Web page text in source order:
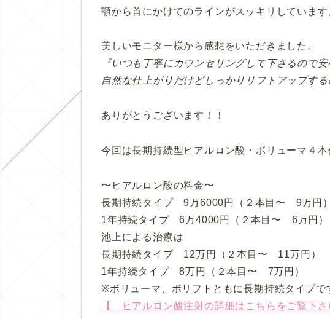
顎から首にかけてのラインがスッキリしています
美しいモニター様から感想をいただきました。
『いつも丁寧にカウンセリングして下さるので
自然な仕上がりだけどしっかりリフトアップする
ありがとうございます！！
今回は長期持続型ヒアルロン酸・ボリューマ４本
〜ヒアルロン酸の料金〜
長期持続タイプ 9万6000円（２本目〜 9万円）
1年持続タイプ 6万4000円（２本目〜 6万円）
池上による治療は
長期持続タイプ 12万円（２本目〜 11万円）
1年持続タイプ 8万円（２本目〜 7万円）
※ボリューマ、ボリフトともに長期持続タイプで
【 ヒアルロン酸注射の詳細はこちらをご覧下